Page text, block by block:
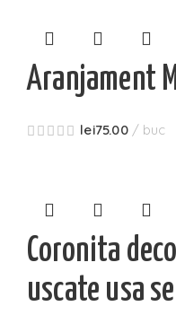
Aranjament
lei75.00 buc
Coronita
uscate usa